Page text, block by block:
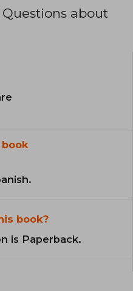
about
book?
is Paperback.